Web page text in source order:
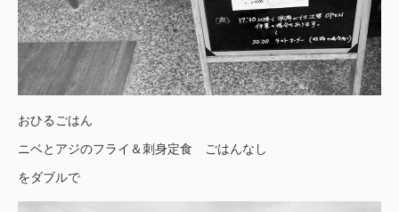
おひるごはん
ニベとアジのフライ＆刺身定食 ごはんなし
をダブルで